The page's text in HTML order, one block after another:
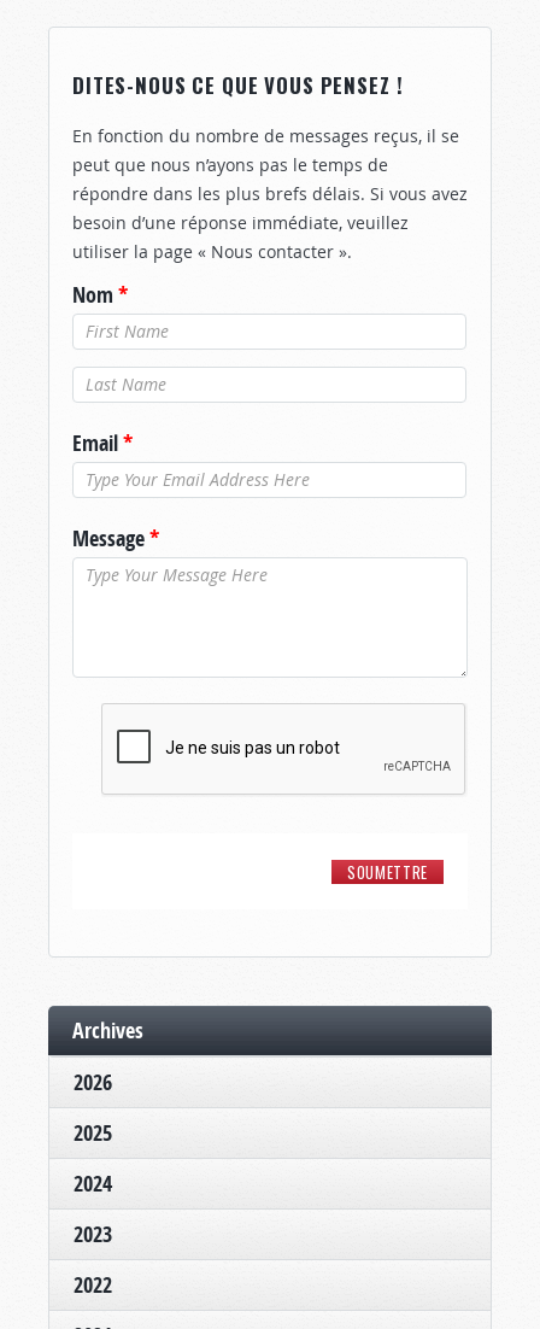
DITES-NOUS CE QUE VOUS PENSEZ !
En fonction du nombre de messages reçus, il se
peut que nous n’ayons pas le temps de
répondre dans les plus brefs délais. Si vous avez
besoin d’une réponse immédiate, veuillez
utiliser la page « Nous contacter ».
Nom *
Nom de
famille*
Email*
Message*
Archives
2026
2025
2024
2023
2022